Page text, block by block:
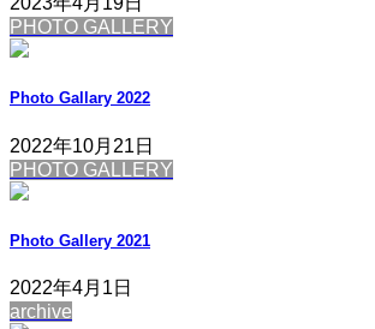
PHOTO GALLERY
Photo Gallary 2022
2022年10月21日
PHOTO GALLERY
Photo Gallery 2021
2022年4月1日
archive